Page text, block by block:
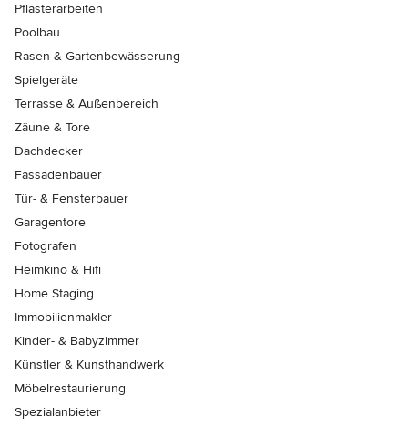
Pflasterarbeiten
Poolbau
Rasen & Gartenbewässerung
Spielgeräte
Terrasse & Außenbereich
Zäune & Tore
Dachdecker
Fassadenbauer
Tür- & Fensterbauer
Garagentore
Fotografen
Heimkino & Hifi
Home Staging
Immobilienmakler
Kinder- & Babyzimmer
Künstler & Kunsthandwerk
Möbelrestaurierung
Spezialanbieter